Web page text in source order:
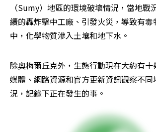
（Sumy）地區的環境破壞情況，當地戰
續的轟炸擊中工廠、引發火災，導致有
中，化學物質滲入土壤和地下水。
除奧梅爾丘克外，生態行動現在大約有
媒體、網路資源和官方更新資訊觀察不
況，記錄下正在發生的事。